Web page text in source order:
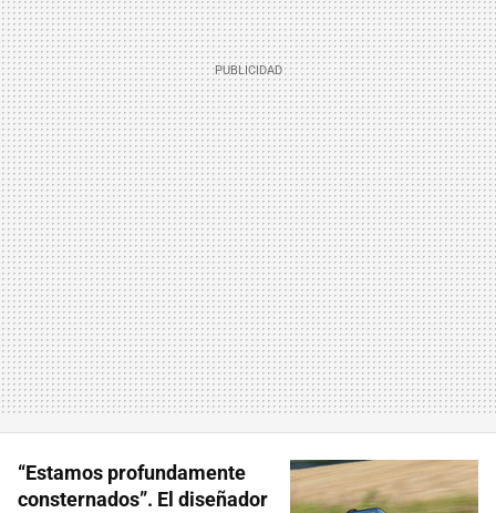
“Estamos profundamente
consternados”. El diseñador